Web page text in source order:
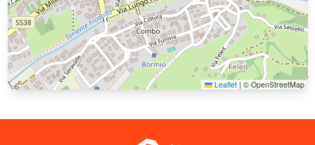
Leaflet | © OpenStreetMap